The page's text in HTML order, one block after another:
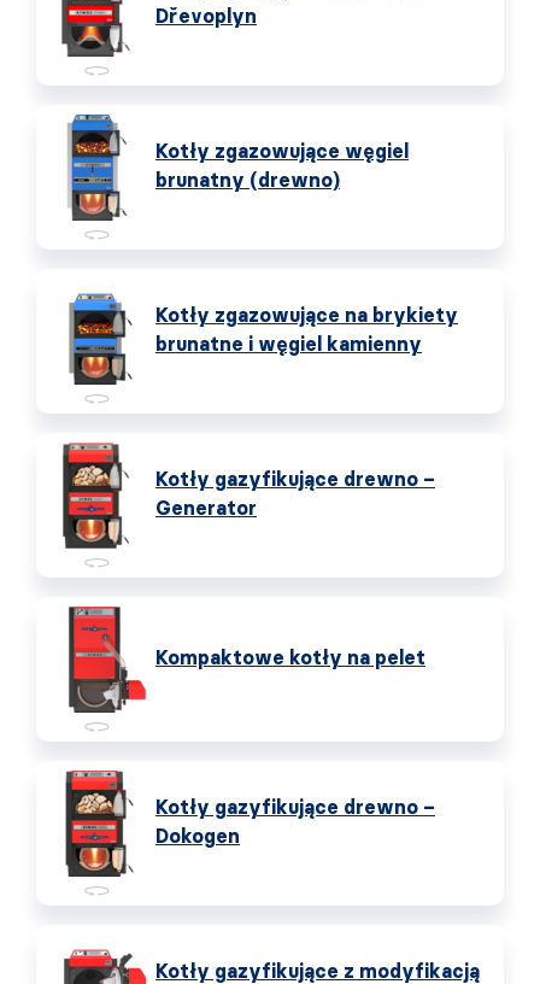
Dřevoplyn
Kotły zgazowujące węgiel
brunatny (drewno)
Kotły zgazowujące na brykiety
brunatne i węgiel kamienny
Kotły gazyfikujące drewno –
Generator
Kompaktowe kotły na pelet
Kotły gazyfikujące drewno –
Dokogen
Kotły gazyfikujące z modyfikacją